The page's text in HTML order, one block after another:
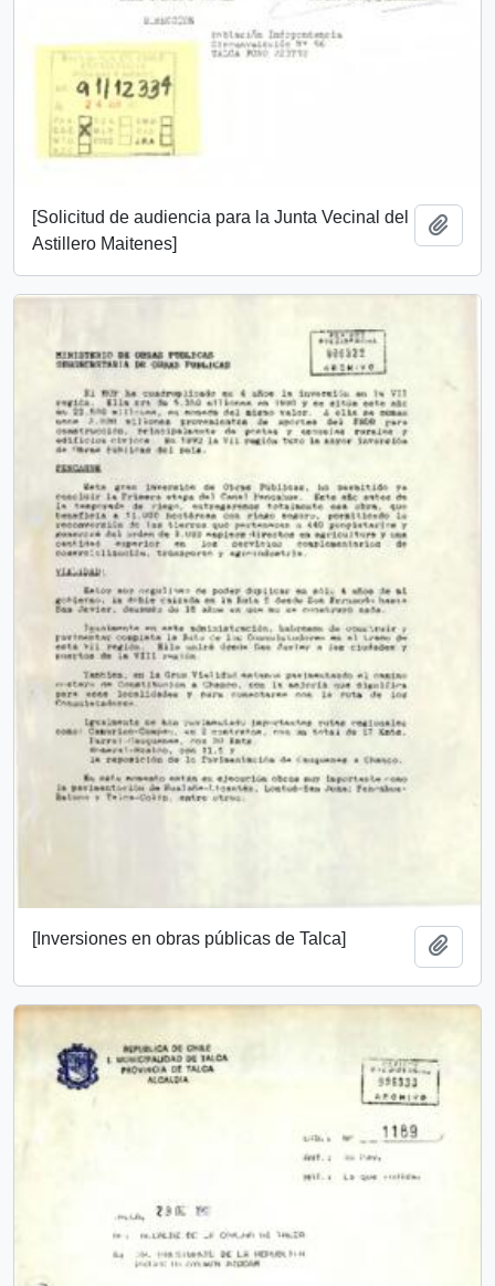
[Solicitud de audiencia para la Junta Vecinal del
Astillero Maitenes]
[Inversiones en obras públicas de Talca]